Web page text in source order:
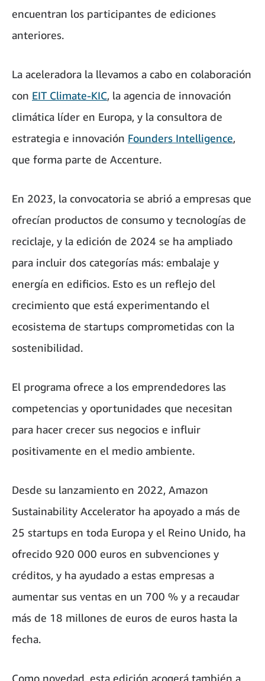
encuentran los participantes de ediciones
anteriores.
La aceleradora la llevamos a cabo en colaboración
con EIT Climate-KIC, la agencia de innovación
climática líder en Europa, y la consultora de
estrategia e innovación Founders Intelligence,
que forma parte de Accenture.
En 2023, la convocatoria se abrió a empresas que
ofrecían productos de consumo y tecnologías de
reciclaje, y la edición de 2024 se ha ampliado
para incluir dos categorías más: embalaje y
energía en edificios. Esto es un reflejo del
crecimiento que está experimentando el
ecosistema de startups comprometidas con la
sostenibilidad.
El programa ofrece a los emprendedores las
competencias y oportunidades que necesitan
para hacer crecer sus negocios e influir
positivamente en el medio ambiente.
Desde su lanzamiento en 2022, Amazon
Sustainability Accelerator ha apoyado a más de
25 startups en toda Europa y el Reino Unido, ha
ofrecido 920 000 euros en subvenciones y
créditos, y ha ayudado a estas empresas a
aumentar sus ventas en un 700 % y a recaudar
más de 18 millones de euros de euros hasta la
fecha.
Como novedad, esta edición acogerá también a